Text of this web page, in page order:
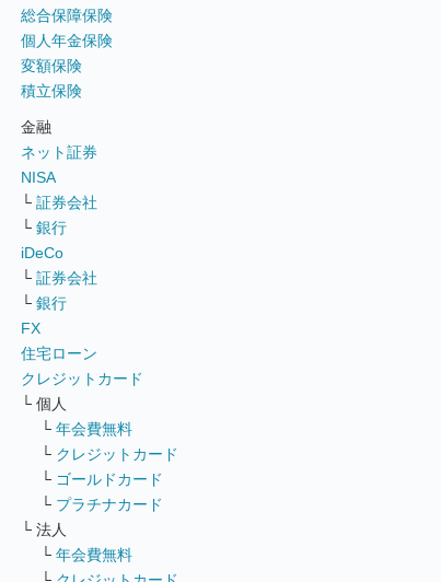
総合保障保険
個人年金保険
変額保険
積立保険
金融
ネット証券
NISA
└ 証券会社
└ 銀行
iDeCo
└ 証券会社
└ 銀行
FX
住宅ローン
クレジットカード
└ 個人
└ 年会費無料
└ クレジットカード
└ ゴールドカード
└ プラチナカード
└ 法人
└ 年会費無料